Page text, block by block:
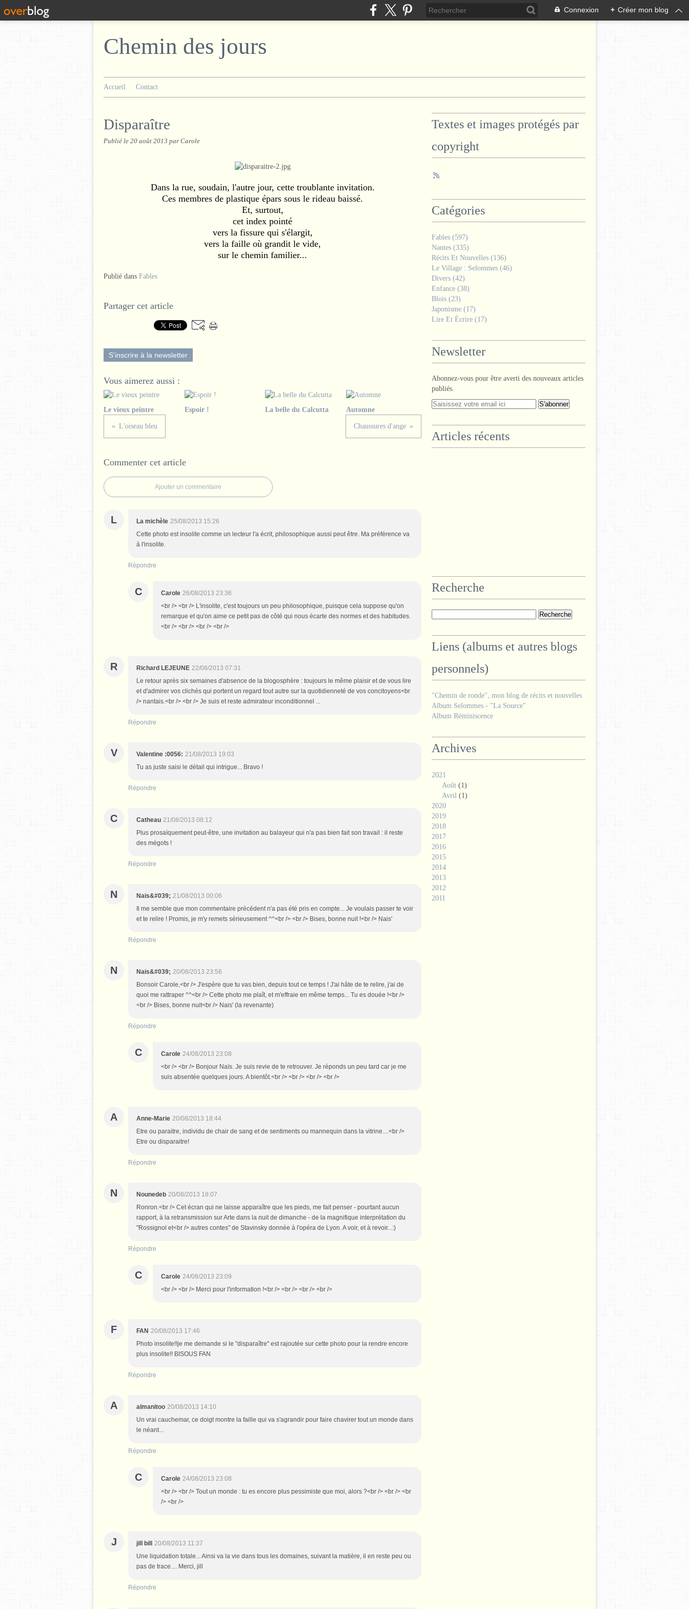
Connexion + Créer mon blog
Chemin des jours
Accueil Contact
Disparaître
Publié le 20 août 2013 par Carole
Dans la rue, soudain, l'autre jour, cette troublante invitation.
Ces membres de plastique épars sous le rideau baissé.
Et, surtout,
cet index pointé
vers la fissure qui s'élargit,
vers la faille où grandit le vide,
sur le chemin familier...
Publié dans Fables
Partager cet article
S'inscrire à la newsletter
Vous aimerez aussi :
Le vieux peintre Espoir ! La belle du Calcutta Automne
L'oiseau bleu Chaussures d'ange
Commenter cet article
Ajouter un commentaire
L La michèle 25/08/2013 15:26
Cette photo est insolite comme un lecteur l'a écrit, philosophique aussi peut être. Ma préférence va
à l'insolite.
Répondre
C Carole 26/08/2013 23:36
<br /> <br /> L'insolite, c'est toujours un peu philosophique, puisque cela suppose qu'on
remarque et qu'on aime ce petit pas de côté qui nous écarte des normes et des habitudes.
<br /> <br /> <br /> <br />
R Richard LEJEUNE 22/08/2013 07:31
Le retour après six semaines d'absence de la blogosphère : toujours le même plaisir et de vous lire
et d'admirer vos clichés qui portent un regard tout autre sur la quotidienneté de vos concitoyens<br
/> nantais.<br /> <br /> Je suis et reste admirateur inconditionnel ...
Répondre
V Valentine :0056: 21/08/2013 19:03
Tu as juste saisi le détail qui intrigue... Bravo !
Répondre
C Catheau 21/08/2013 08:12
Plus prosaïquement peut-être, une invitation au balayeur qui n'a pas bien fait son travail : il reste
des mégots !
Répondre
N Nais&#039; 21/08/2013 00:06
Il me semble que mon commentaire précédent n'a pas été pris en compte... Je voulais passer te voir
et te relire ! Promis, je m'y remets sérieusement ^^<br /> <br /> Bises, bonne nuit !<br /> Nais'
Répondre
N Nais&#039; 20/08/2013 23:56
Bonsoir Carole,<br /> J'espère que tu vas bien, depuis tout ce temps ! J'ai hâte de te relire, j'ai de
quoi me rattraper ^^<br /> Cette photo me plaît, et m'effraie en même temps... Tu es douée !<br />
<br /> Bises, bonne nuit<br /> Nais' (la revenante)
Répondre
C Carole 24/08/2013 23:08
<br /> <br /> Bonjour Naïs. Je suis revie de te retrouver. Je réponds un peu tard car je me
suis absentée quelques jours. A bientôt.<br /> <br /> <br /> <br />
A Anne-Marie 20/08/2013 18:44
Etre ou paraitre, individu de chair de sang et de sentiments ou mannequin dans la vitrine....<br />
Etre ou disparaitre!
Répondre
N Nounedeb 20/08/2013 18:07
Ronron.<br /> Cet écran qui ne laisse apparaître que les pieds, me fait penser - pourtant aucun
rapport, à la retransmission sur Arte dans la nuit de dimanche - de la magnifique interprétation du
"Rossignol et<br /> autres contes" de Stavinsky donnée à l'opéra de Lyon. A voir, et à revoir...:)
Répondre
C Carole 24/08/2013 23:09
<br /> <br /> Merci pour l'information !<br /> <br /> <br /> <br />
F FAN 20/08/2013 17:46
Photo insolite!!je me demande si le "disparaître" est rajoutée sur cette photo pour la rendre encore
plus insolite!! BISOUS FAN
Répondre
A almanitoo 20/08/2013 14:10
Un vrai cauchemar, ce doigt montre la faille qui va s'agrandir pour faire chavirer tout un monde dans
le néant...
Répondre
C Carole 24/08/2013 23:08
<br /> <br /> Tout un monde : tu es encore plus pessimiste que moi, alors ?<br /> <br /> <br
/> <br />
J jill bill
20/08/2013 11:37
Une liquidation totale... Ainsi va la vie dans tous les domaines, suivant la matière, il en reste peu ou
pas de trace.... Merci, jill
Répondre
Textes et images protégés par
copyright
Catégories
Fables (597)
Nantes (335)
Récits Et Nouvelles (136)
Le Village : Selommes (46)
Divers (42)
Enfance (38)
Blois (23)
Japonisme (17)
Lire Et Écrire (17)
Newsletter
Abonnez-vous pour être averti des nouveaux articles
publiés.
Articles récents
Recherche
Liens (albums et autres blogs
personnels)
"Chemin de ronde", mon blog de récits et nouvelles
Album Selommes - "La Source"
Album Réminiscence
Archives
2021
Août (1)
Avril (1)
2020
2019
2018
2017
2016
2015
2014
2013
2012
2011